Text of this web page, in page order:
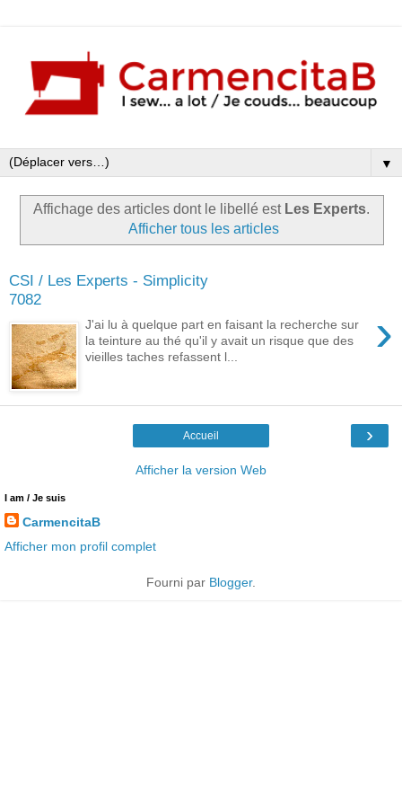
▼
Affichage des articles dont le libellé est Les Experts.
Afficher tous les articles
CSI / Les Experts - Simplicity
7082
›
J'ai lu à quelque part en faisant la recherche sur
la teinture au thé qu'il y avait un risque que des
vieilles taches refassent l...
›
Accueil
Afficher la version Web
I am / Je suis
CarmencitaB
Afficher mon profil complet
Fourni par Blogger.